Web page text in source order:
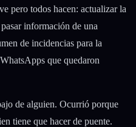
pero todos hacen: actualizar la
información de una
de incidencias para la
que quedaron
de alguien. Ocurrió porque
tiene que hacer de puente.